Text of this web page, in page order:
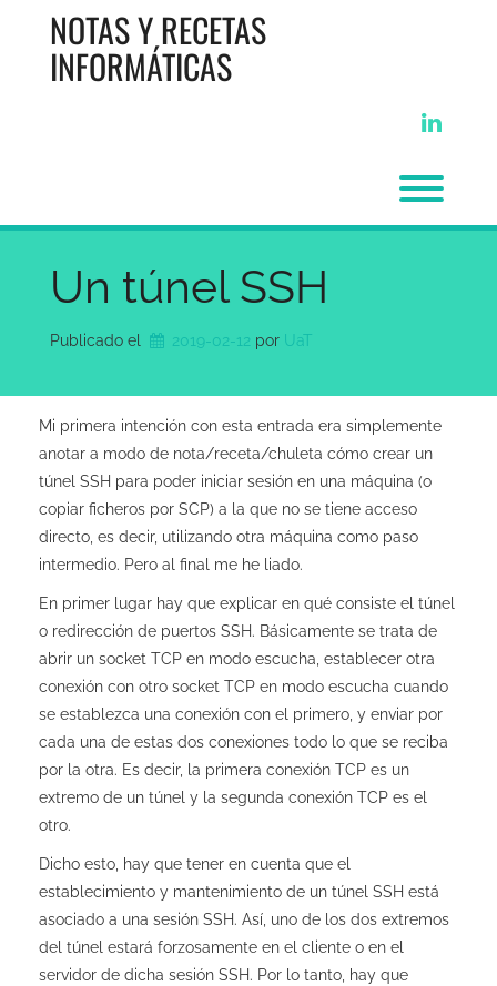
contenidoNOTAS Y RECETAS
INFORMÁTICAS
Un túnel SSH
Publicado el 2019-02-12 por UaT
Mi primera intención con esta entrada era simplemente
anotar a modo de nota/receta/chuleta cómo crear un
túnel SSH para poder iniciar sesión en una máquina (o
copiar ficheros por SCP) a la que no se tiene acceso
directo, es decir, utilizando otra máquina como paso
intermedio. Pero al final me he liado.
En primer lugar hay que explicar en qué consiste el túnel
o redirección de puertos SSH. Básicamente se trata de
abrir un socket TCP en modo escucha, establecer otra
conexión con otro socket TCP en modo escucha cuando
se establezca una conexión con el primero, y enviar por
cada una de estas dos conexiones todo lo que se reciba
por la otra. Es decir, la primera conexión TCP es un
extremo de un túnel y la segunda conexión TCP es el
otro.
Dicho esto, hay que tener en cuenta que el
establecimiento y mantenimiento de un túnel SSH está
asociado a una sesión SSH. Así, uno de los dos extremos
del túnel estará forzosamente en el cliente o en el
servidor de dicha sesión SSH. Por lo tanto, hay que